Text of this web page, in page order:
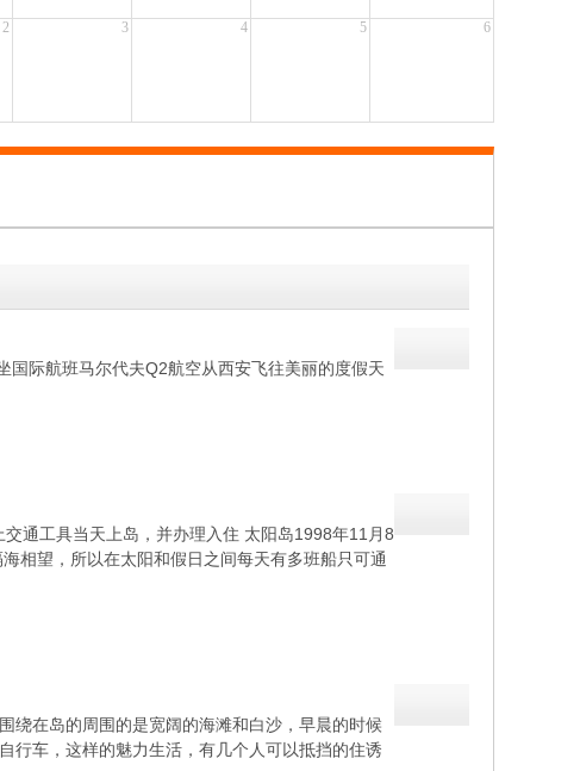
2 3 4 5 6
际航班马尔代夫Q2航空从西安飞往美丽的度假天
通工具当天上岛，并办理入住 太阳岛1998年11月8
相望，所以在太阳和假日之间每天有多班船只可通
绕在岛的周围的是宽阔的海滩和白沙，早晨的时候
行车，这样的魅力生活，有几个人可以抵挡的住诱